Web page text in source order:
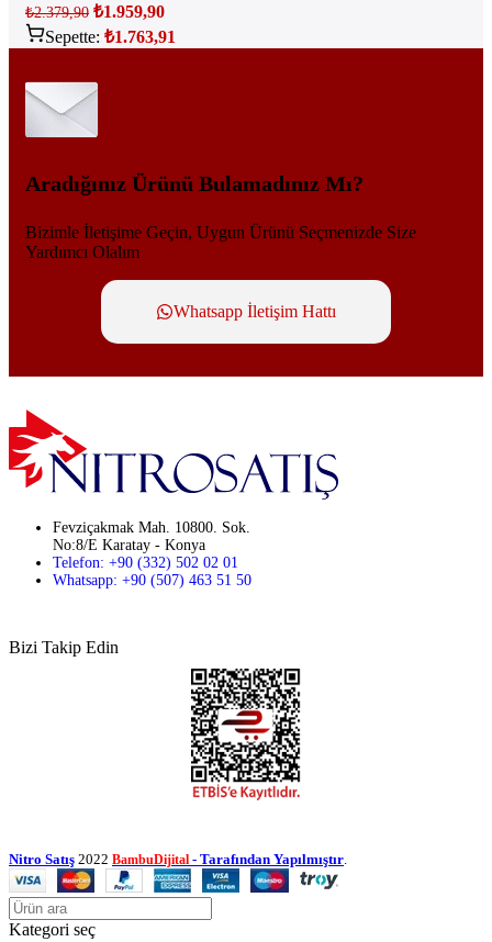
₺2.379,90 ₺1.959,90
Sepette: ₺1.763,91
Aradığınız Ürünü Bulamadınız Mı?
Bizimle İletişime Geçin, Uygun Ürünü Seçmenizde Size
Yardımcı Olalım
Whatsapp İletişim Hattı
Fevziçakmak Mah. 10800. Sok.
No:8/E Karatay - Konya
Telefon: +90 (332) 502 02 01
Whatsapp: +90 (507) 463 51 50
Bizi Takip Edin
Nitro Satış 2022 BambuDijital - Tarafından Yapılmıştır.
Kategori seç